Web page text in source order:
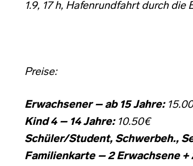
1.9, 17 h, Hafenrundfahrt durch die
Preise:
Erwachsener – ab 15 Jahre:
Kind 4 – 14 Jahre:10.50€
Schüler/Student, Schwerbeh.,
Familienkarte – 2 Erwachsene +